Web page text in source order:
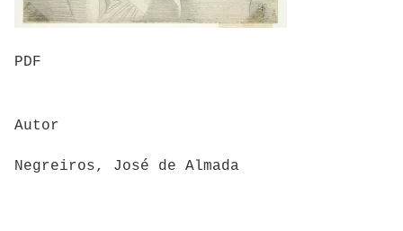
PDF
Autor
Negreiros, José de Almada